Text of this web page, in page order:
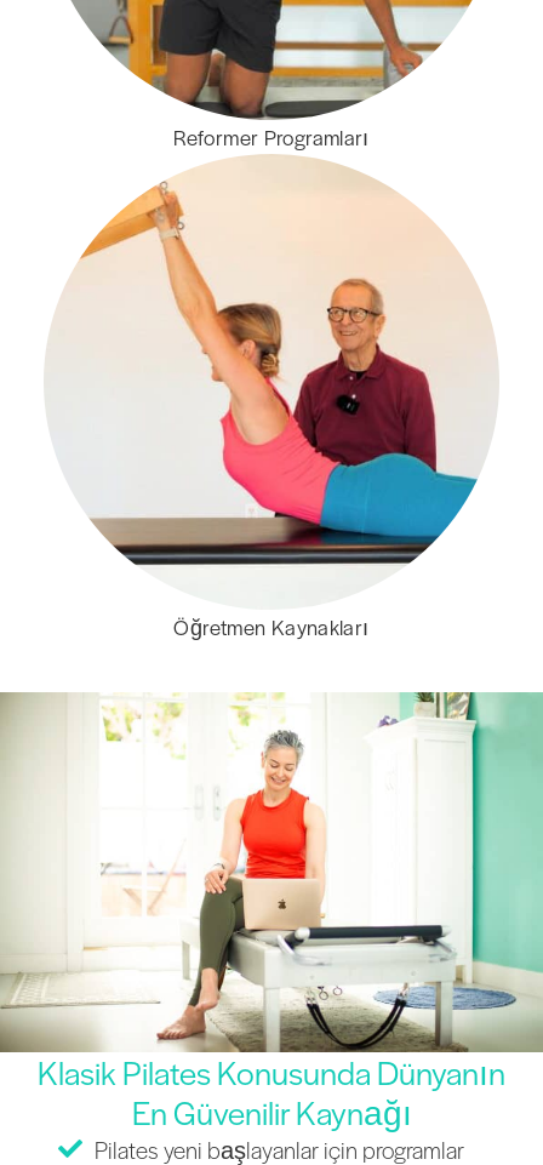
Reformer Programları
Öğretmen Kaynakları
Klasik Pilates Konusunda Dünyanın
En Güvenilir Kaynağı
Pilates yeni başlayanlar için programlar